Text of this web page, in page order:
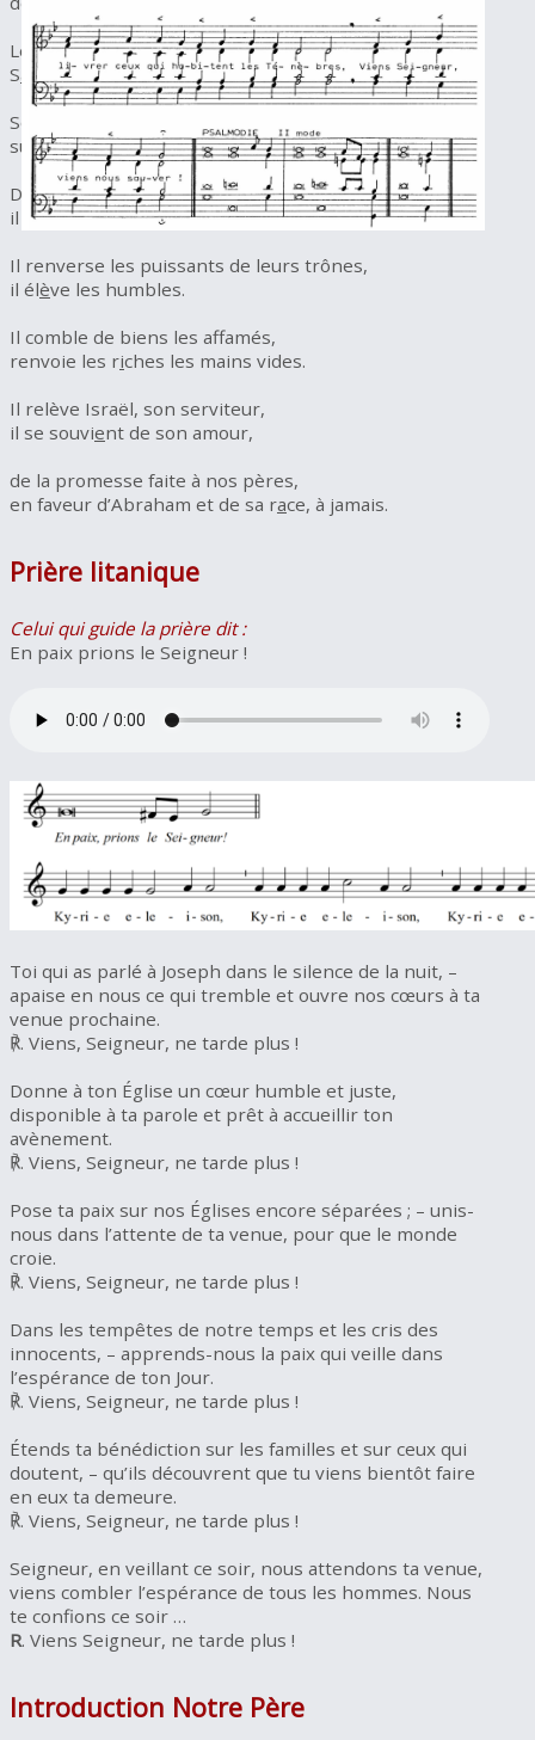
Le Puissant fit pour moi des merveilles ;
Sa int est son nom !
Son amour s’étend d’âge en âge
sur ceux qui le craignent ;
Déployant la force de son bras,
il disperse les superbes.
Il renverse les puissants de leurs trônes,
il élève les humbles.
Il comble de biens les affamés,
renvoie les riches les mains vides.
Il relève Israël, son serviteur,
il se souvient de son amour,
de la promesse faite à nos pères,
en faveur d’Abraham et de sa race, à jamais.
Prière litanique
Celui qui guide la prière dit :
En paix prions le Seigneur !
Toi qui as parlé à Joseph dans le silence de la nuit, –
apaise en nous ce qui tremble et ouvre nos cœurs à ta
venue prochaine.
℟. Viens, Seigneur, ne tarde plus !
Donne à ton Église un cœur humble et juste,
disponible à ta parole et prêt à accueillir ton
avènement.
℟. Viens, Seigneur, ne tarde plus !
Pose ta paix sur nos Églises encore séparées ; – unis-
nous dans l’attente de ta venue, pour que le monde
croie.
℟. Viens, Seigneur, ne tarde plus !
Dans les tempêtes de notre temps et les cris des
innocents, – apprends-nous la paix qui veille dans
l’espérance de ton Jour.
℟. Viens, Seigneur, ne tarde plus !
Étends ta bénédiction sur les familles et sur ceux qui
doutent, – qu’ils découvrent que tu viens bientôt faire
en eux ta demeure.
℟. Viens, Seigneur, ne tarde plus !
Seigneur, en veillant ce soir, nous attendons ta venue,
viens combler l’espérance de tous les hommes. Nous
te confions ce soir …
R. Viens Seigneur, ne tarde plus !
Introduction Notre Père